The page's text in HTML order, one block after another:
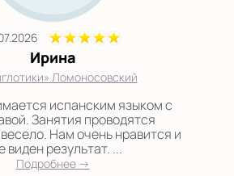
Ирина
Ломоносовский
испанским языком с
Занятия проводятся
Нам очень нравится и
виден результат. ...
Подробнее →